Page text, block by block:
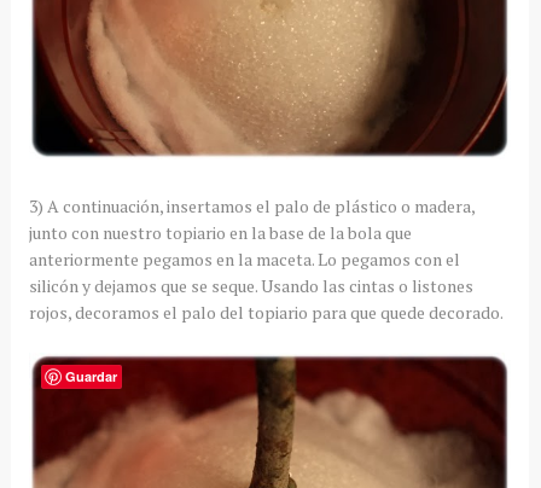
3) A continuación, insertamos el palo de plástico o madera,
junto con nuestro topiario en la base de la bola que
anteriormente pegamos en la maceta. Lo pegamos con el
silicón y dejamos que se seque. Usando las cintas o listones
rojos, decoramos el palo del topiario para que quede decorado.
Guardar